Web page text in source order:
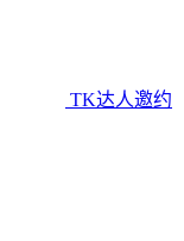
TK达人邀约